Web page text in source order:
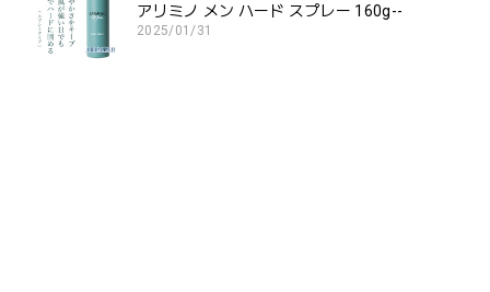
アリミノ メン ハード スプレー 160g--
2025/01/31